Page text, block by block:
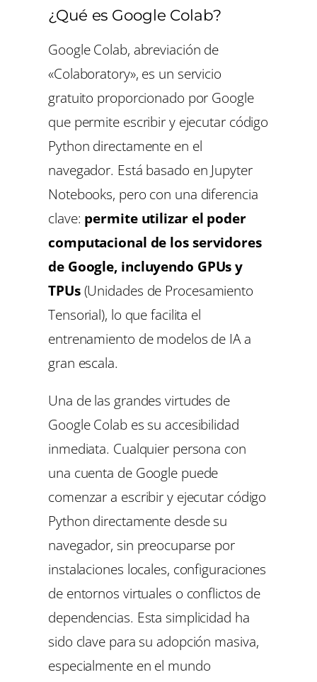
¿Qué es Google Colab?
Google Colab, abreviación de
«Colaboratory», es un servicio
gratuito proporcionado por Google
que permite escribir y ejecutar código
Python directamente en el
navegador. Está basado en Jupyter
Notebooks, pero con una diferencia
clave: permite utilizar el poder
computacional de los servidores
de Google, incluyendo GPUs y
TPUs(Unidades de Procesamiento
Tensorial), lo que facilita el
entrenamiento de modelos de IA a
gran escala.
Una de las grandes virtudes de
Google Colab es su accesibilidad
inmediata. Cualquier persona con
una cuenta de Google puede
comenzar a escribir y ejecutar código
Python directamente desde su
navegador, sin preocuparse por
instalaciones locales, configuraciones
de entornos virtuales o conflictos de
dependencias. Esta simplicidad ha
sido clave para su adopción masiva,
especialmente en el mundo